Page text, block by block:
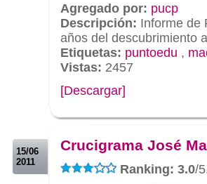
Agregado por: pucp
Descripción: Informe de
años del descubrimiento
Etiquetas: puntoedu ,
Vistas: 2457
[Descargar]
15/06
2011
Crucigrama José
Ranking: 3.0/